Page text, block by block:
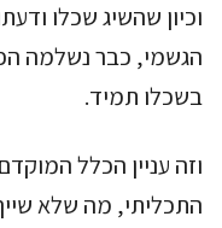
וכיון שהשיג שכלו
הגשמי, כבר נשלמה
בשכלו תמיד.
וזה עניין הכלל
התכליתי, מה שלא